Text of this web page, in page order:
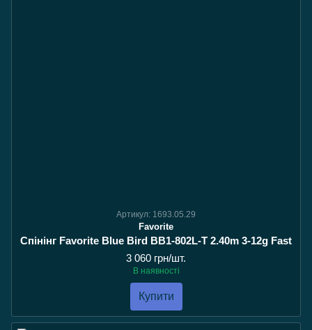
Артикул: 1693.05.29
Favorite
Спінінг Favorite Blue Bird BB1-802L-T 2.40m 3-12g Fast
3 060 грн/шт.
В наявності
Купити